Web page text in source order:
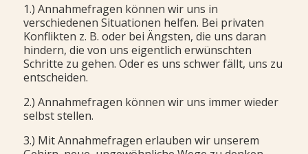
1.) Annahmefragen können wir uns in
verschiedenen Situationen helfen. Bei privaten
Konflikten z. B. oder bei Ängsten, die uns daran
hindern, die von uns eigentlich erwünschten
Schritte zu gehen. Oder es uns schwer fällt, uns zu
entscheiden.
2.) Annahmefragen können wir uns immer wieder
selbst stellen.
3.) Mit Annahmefragen erlauben wir unserem